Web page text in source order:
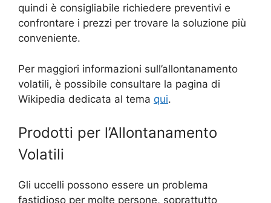
quindi è consigliabile richiedere preventivi e
confrontare i prezzi per trovare la soluzione più
conveniente.
Per maggiori informazioni sull’allontanamento
volatili, è possibile consultare la pagina di
Wikipedia dedicata al tema qui.
Prodotti per l’Allontanamento
Volatili
Gli uccelli possono essere un problema
fastidioso per molte persone, soprattutto